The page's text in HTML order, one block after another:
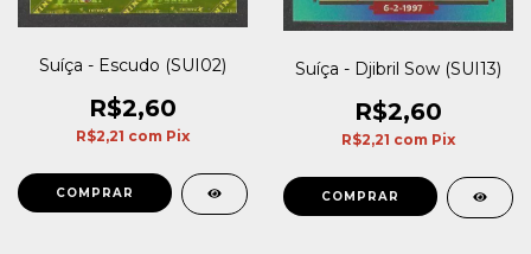
Suíça - Escudo (SUI02)
R$2,60
R$2,21 com Pix
Suíça - Djibril Sow (SUI13)
R$2,60
R$2,21 com Pix